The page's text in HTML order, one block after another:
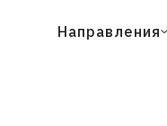
Направления